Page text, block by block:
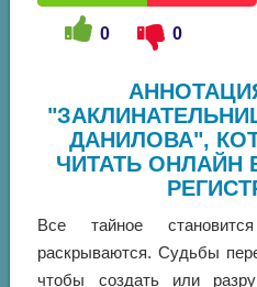
0 0
ДАНИЛОВА",
ЧИТАТЬ ОНЛАЙН
Все тайное
раскрываются. Судьбы
чтобы создать или